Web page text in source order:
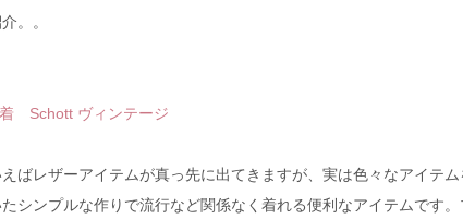
。。
ばレザーアイテムが真っ先に出てきますが、実は色々なアイテ
シンプルな作りで流行など関係なく着れる便利なアイテムです